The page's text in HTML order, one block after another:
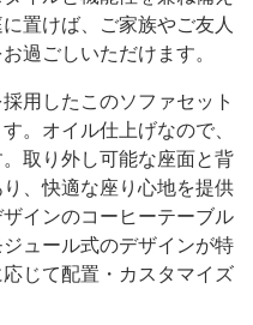
置けば、ご家族やご友人
過ごしいただけます。
用したこのソファセット
。オイル仕上げなので、
取り外し可能な座面と背
、快適な座り心地を提供
インのコーヒーテーブル
ュール式のデザインが特
じて配置・カスタマイズ